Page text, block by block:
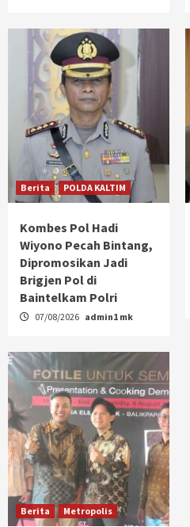
Berita POLDA KALTIM
Kombes Pol Hadi
Wiyono Pecah Bintang,
Dipromosikan Jadi
Brigjen Pol di
Baintelkam Polri
07/08/2026 admin1 mk
Berita Metropolis